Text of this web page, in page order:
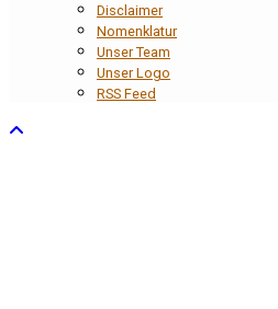
Disclaimer
Nomenklatur
Unser Team
Unser Logo
RSS Feed